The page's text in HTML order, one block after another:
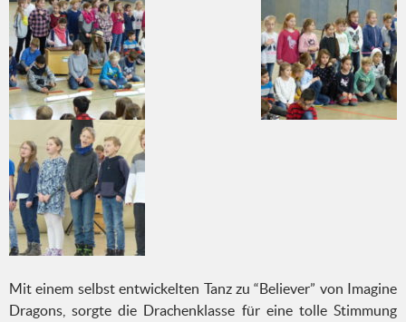
Mit einem selbst entwickelten Tanz zu “Believer” von Imagine
Dragons, sorgte die Drachenklasse für eine tolle Stimmung